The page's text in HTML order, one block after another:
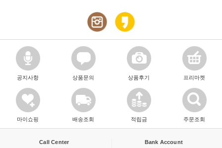
공지사항 상품문의 상품후기 프리마켓
마이쇼핑 배송조회 적립금 주문조회
Call Center Bank Account